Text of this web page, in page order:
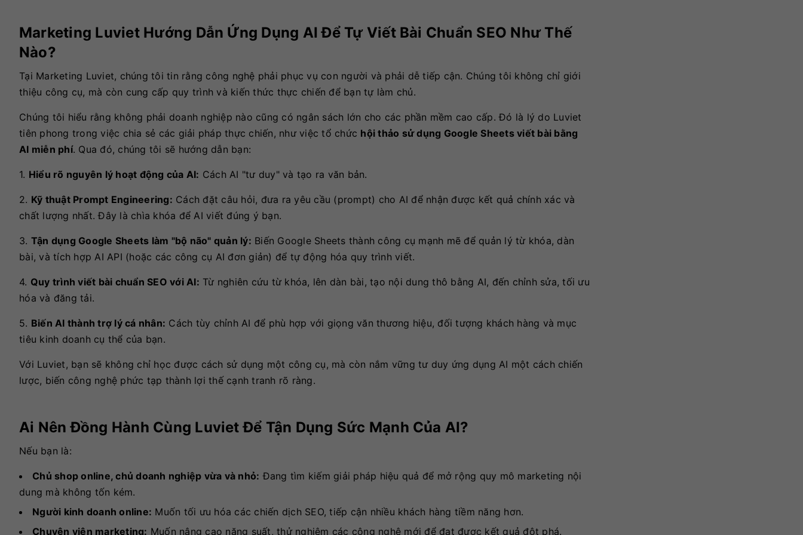
Marketing Luviet Hướng Dẫn Ứng Dụng AI Để Tự Viết Bài Chuẩn SEO Như Thế
Nào?
Tại Marketing Luviet, chúng tôi tin rằng công nghệ phải phục vụ con người và phải dễ tiếp cận. Chúng tôi không chỉ giới
thiệu công cụ, mà còn cung cấp quy trình và kiến thức thực chiến để bạn tự làm chủ.
Chúng tôi hiểu rằng không phải doanh nghiệp nào cũng có ngân sách lớn cho các phần mềm cao cấp. Đó là lý do Luviet
tiên phong trong việc chia sẻ các giải pháp thực chiến, như việc tổ chức hội thảo sử dụng Google Sheets viết bài bằng
AI miễn phí. Qua đó, chúng tôi sẽ hướng dẫn bạn:
1. Hiểu rõ nguyên lý hoạt động của AI: Cách AI "tư duy" và tạo ra văn bản.
2. Kỹ thuật Prompt Engineering: Cách đặt câu hỏi, đưa ra yêu cầu (prompt) cho AI để nhận được kết quả chính xác và
chất lượng nhất. Đây là chìa khóa để AI viết đúng ý bạn.
3. Tận dụng Google Sheets làm "bộ não" quản lý: Biến Google Sheets thành công cụ mạnh mẽ để quản lý từ khóa, dàn
bài, và tích hợp AI API (hoặc các công cụ AI đơn giản) để tự động hóa quy trình viết.
4. Quy trình viết bài chuẩn SEO với AI: Từ nghiên cứu từ khóa, lên dàn bài, tạo nội dung thô bằng AI, đến chỉnh sửa, tối ưu
hóa và đăng tải.
5. Biến AI thành trợ lý cá nhân: Cách tùy chỉnh AI để phù hợp với giọng văn thương hiệu, đối tượng khách hàng và mục
tiêu kinh doanh cụ thể của bạn.
Với Luviet, bạn sẽ không chỉ học được cách sử dụng một công cụ, mà còn nắm vững tư duy ứng dụng AI một cách chiến
lược, biến công nghệ phức tạp thành lợi thế cạnh tranh rõ ràng.
Ai Nên Đồng Hành Cùng Luviet Để Tận Dụng Sức Mạnh Của AI?
Nếu bạn là:
Chủ shop online, chủ doanh nghiệp vừa và nhỏ: Đang tìm kiếm giải pháp hiệu quả để mở rộng quy mô marketing nội
dung mà không tốn kém.
Người kinh doanh online: Muốn tối ưu hóa các chiến dịch SEO, tiếp cận nhiều khách hàng tiềm năng hơn.
Chuyên viên marketing: Muốn nâng cao năng suất, thử nghiệm các công nghệ mới để đạt được kết quả đột phá.